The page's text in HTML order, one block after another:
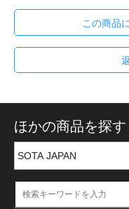
この商品
ほかの商品を探す